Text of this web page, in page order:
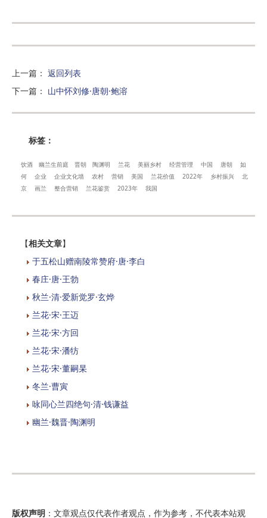
上一篇 ： 返回列表
下一篇 ： 山中怀刘修·唐朝·鲍溶
标签：
饮酒 幽兰生前庭 晋朝 陶渊明 兰花 美丽乡村 经营管理 中国 唐朝
如
何
企业 企业文化墙 农村 营销 美国 兰花价值 2022年 乡村振兴
北
京
画兰 整合营销 兰花鉴赏 2023年 我国
【相关文章】
于五松山赠南陵常赞府·唐·李白
春庄·唐·王勃
秋兰·清·爱新觉罗·玄烨
兰花·宋·王迈
兰花·宋·方回
兰花·宋·潘牥
兰花·宋·董嗣杲
冬兰·曹寅
咏同心兰四绝句·清·钱谦益
幽兰·魏晋·陶渊明
版权声明 ：文章观点仅代表作者观点，作为参考，不代表本站观